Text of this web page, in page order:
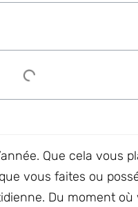
Que cela vous
vous faites ou
Du moment où